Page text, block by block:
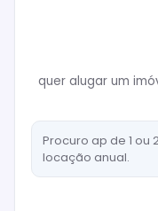
quer alugar um
Procuro ap de 1
locação anual.